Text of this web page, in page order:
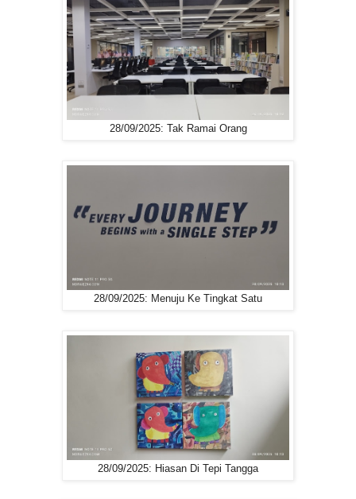
28/09/2025: Tak Ramai Orang
28/09/2025: Menuju Ke Tingkat Satu
28/09/2025: Hiasan Di Tepi Tangga